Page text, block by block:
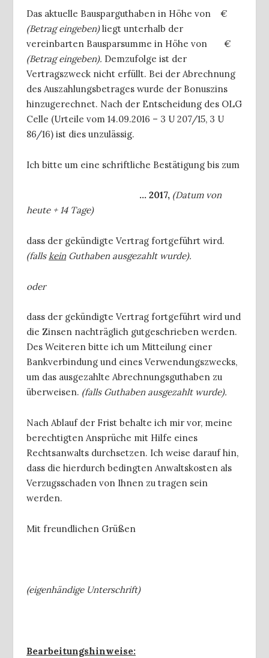
Das aktuelle Bausparguthaben in Höhe von €
(Betrag eingeben)liegt unterhalb der
vereinbarten Bausparsumme in Höhe von €
(Betrag eingeben). Demzufolge ist der
Vertragszweck nicht erfüllt. Bei der Abrechnung
des Auszahlungsbetrages wurde der Bonuszins
hinzugerechnet. Nach der Entscheidung des OLG
Celle (Urteile vom 14.09.2016 – 3 U 207/15, 3 U
86/16) ist dies unzulässig.
Ich bitte um eine schriftliche Bestätigung bis zum
… 2017, (Datum von
heute + 14 Tage)
dass der gekündigte Vertrag fortgeführt wird.
(fallskein Guthaben ausgezahlt wurde).
oder
dass der gekündigte Vertrag fortgeführt wird und
die Zinsen nachträglich gutgeschrieben werden.
Des Weiteren bitte ich um Mitteilung einer
Bankverbindung und eines Verwendungszwecks,
um das ausgezahlte Abrechnungsguthaben zu
überweisen. (falls Guthaben ausgezahlt wurde).
Nach Ablauf der Frist behalte ich mir vor, meine
berechtigten Ansprüche mit Hilfe eines
Rechtsanwalts durchsetzen. Ich weise darauf hin,
dass die hierdurch bedingten Anwaltskosten als
Verzugsschaden von Ihnen zu tragen sein
werden.
Mit freundlichen Grüßen
(eigenhändige Unterschrift)
Bearbeitungshinweise: